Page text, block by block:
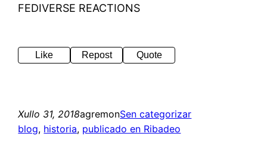
FEDIVERSE REACTIONS
Like Repost Quote
Xullo 31, 2018agremonSen categorizar
blog, historia, publicado en Ribadeo